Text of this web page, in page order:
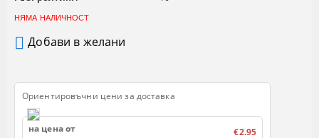
НЯМА НАЛИЧНОСТ
Добави в желани
Ориентировъчни цени за доставка
на цена от €2.95